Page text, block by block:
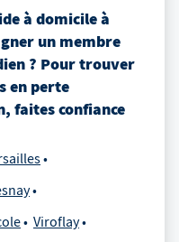
à domicileà
un membre
? Pour trouver
en perte
, faites confiance
Viroflay